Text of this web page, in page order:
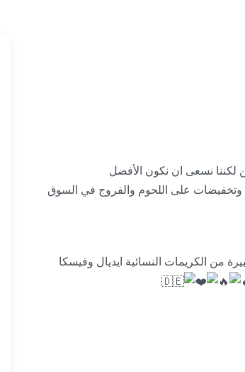
لكننا نسعى ان نكون الأفضل
على اللحوم والفروج في السوق
الكريمات النسائية ايديال وفيسكا